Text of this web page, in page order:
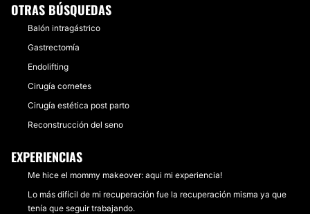
OTRAS BÚSQUEDAS
Balón intragástrico
Gastrectomía
Endolifting
Cirugía cornetes
Cirugía estética post parto
Reconstrucción del seno
EXPERIENCIAS
Me hice el mommy makeover: aqui mi experiencia!
Lo más difícil de mi recuperación fue la recuperación misma ya que
tenía que seguir trabajando.